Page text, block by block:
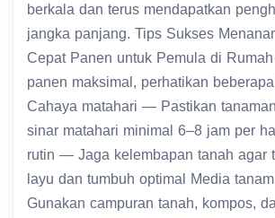
berkala dan terus mendapatkan
jangka panjang. Tips Sukses
Cepat Panen untuk Pemula di Rumah
panen maksimal, perhatikan
Cahaya matahari — Pastikan
sinar matahari minimal 6–8 jam per
rutin — Jaga kelembapan tanah agar
layu dan tumbuh optimal Media
Gunakan campuran tanah, kompos,